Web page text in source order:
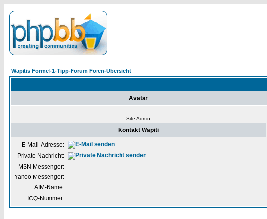
Wapitis Formel-1-Tipp-Forum Foren-Übersicht
Avatar
Site Admin
Kontakt Wapiti
E-Mail-Adresse:
Private Nachricht:
MSN Messenger:
Yahoo Messenger:
AIM-Name:
ICQ-Nummer: